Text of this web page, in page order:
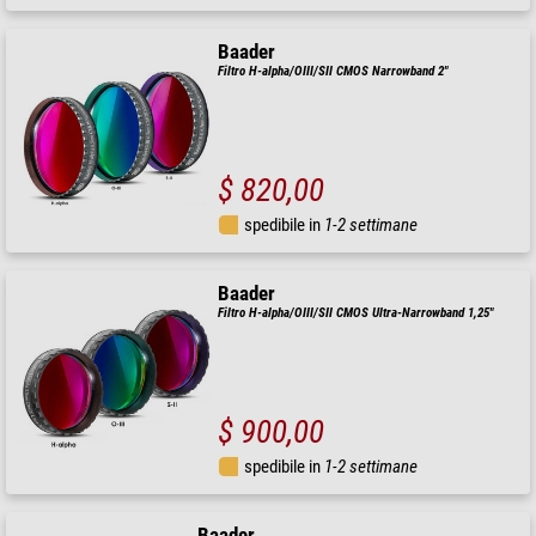
Baader
Filtro H-alpha/OIII/SII CMOS Narrowband 2"
$ 820,00
spedibile in 1-2 settimane
Baader
Filtro H-alpha/OIII/SII CMOS Ultra-Narrowband 1,25"
$ 900,00
spedibile in 1-2 settimane